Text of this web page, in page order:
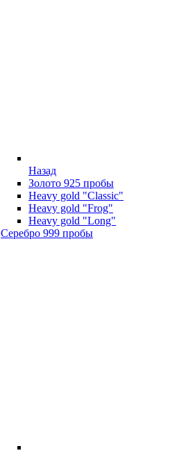
Назад
Золото 925 пробы
Heavy gold "Classic"
Heavy gold "Frog"
Heavy gold "Long"
Серебро 999 пробы